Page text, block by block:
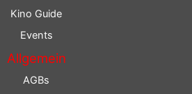
Kino Guide
Events
Allgemein
AGBs